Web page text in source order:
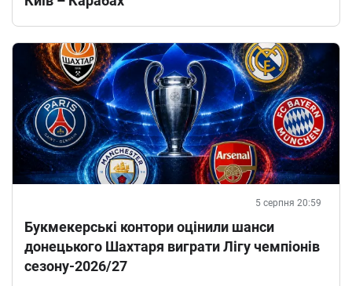
5 серпня 20:59
Букмекерські контори оцінили шанси
донецького Шахтаря виграти Лігу чемпіонів
сезону-2026/27